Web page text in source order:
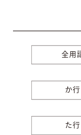
全用
か行
た行